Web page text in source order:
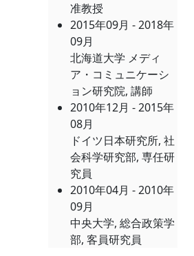
准教授
2015年09月 - 2018年
09月
北海道大学 メディ
ア・コミュニケーシ
ョン研究院, 講師
2010年12月 - 2015年
08月
ドイツ日本研究所, 社
会科学研究部, 専任研
究員
2010年04月 - 2010年
09月
中央大学, 総合政策学
部, 客員研究員